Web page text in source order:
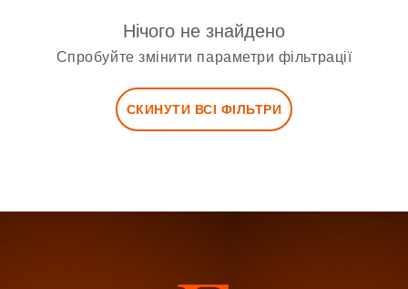
Нічого не знайдено
Спробуйте змінити параметри фільтрації
СКИНУТИ ВСІ ФІЛЬТРИ